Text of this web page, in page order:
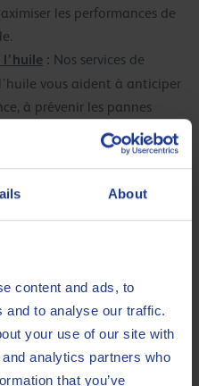
About
content and ads, to
and to analyse our traffic.
your use of our site with
analytics partners who
that you’ve
les performances de
: Nos services de
vous aident à anticiper
à prévenir les pannes
opérations ininterrompues.
Par le biais de notre
stocks de lubrifiants des
que vous avez
de coûts significatives.
: Q8Oils n’est pas
nous sommes partenaires de